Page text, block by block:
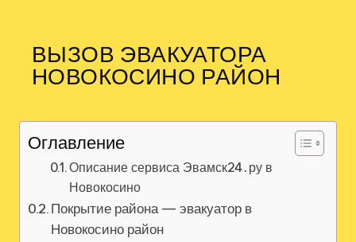
ВЫЗОВ ЭВАКУАТОРА
НОВОКОСИНО РАЙОН
Оглавление
Описание сервиса Эвамск24․ру в
Новокосино
Покрытие района — эвакуатор в
Новокосино район